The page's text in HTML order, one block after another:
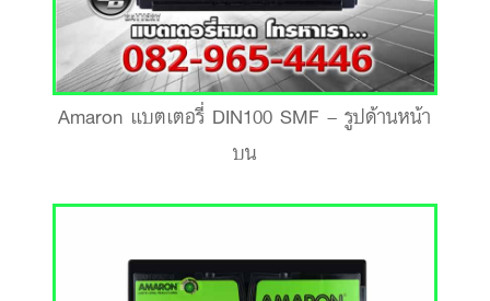
Amaron แบตเตอรี่ DIN100 SMF – รูปด้านหน้า
บน